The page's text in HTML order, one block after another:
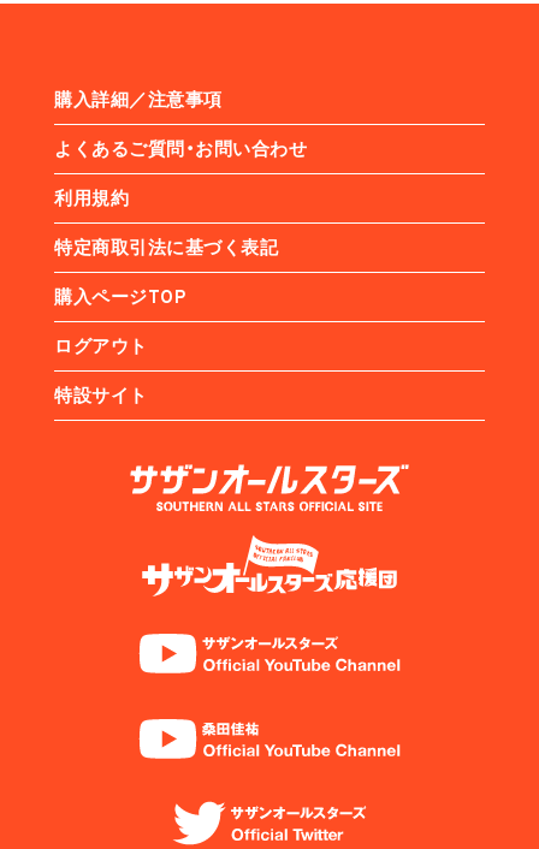
購入詳細／注意事項
よくあるご質問・お問い合わせ
利用規約
特定商取引法に基づく表記
購入ページTOP
ログアウト
特設サイト